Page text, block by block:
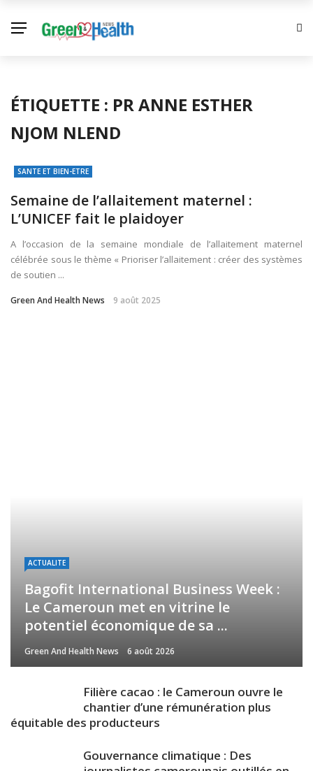
ÉTIQUETTE : PR ANNE ESTHER
NJOM NLEND
SANTE ET BIEN-ETRE
Semaine de l’allaitement maternel :
L’UNICEF fait le plaidoyer
A l’occasion de la semaine mondiale de l’allaitement maternel
célébrée sous le thème « Prioriser l’allaitement : créer des systèmes
de soutien ...
Green And Health News 9 août 2025
ACTUALITE
Bagofit International Business Week :
Le Cameroun met en vitrine le
potentiel économique de sa ...
Green And Health News 6 août 2026
Filière cacao : le Cameroun ouvre le
chantier d’une rémunération plus
équitable des producteurs
Gouvernance climatique : Des